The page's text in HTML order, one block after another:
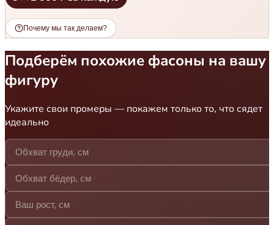
Почему мы так делаем?
Подберём похожие фасоны на вашу
фигуру
Укажите свои промеры — покажем только то, что сядет
идеально